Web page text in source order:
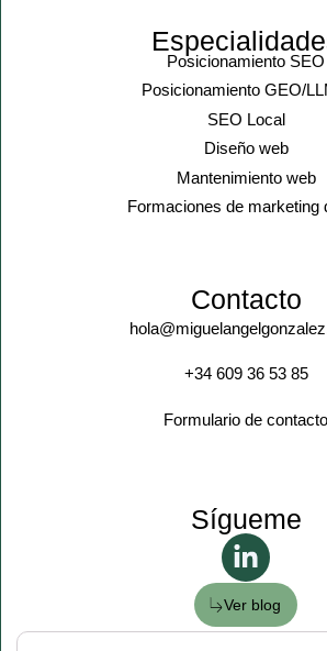
Posicionamiento SEO
Posicionamiento GEO/
SEO Local
Diseño web
Mantenimiento web
Formaciones de marketing
Contacto
+34 609 36 53 85
Formulario de contacto
Sígueme
Ver blog